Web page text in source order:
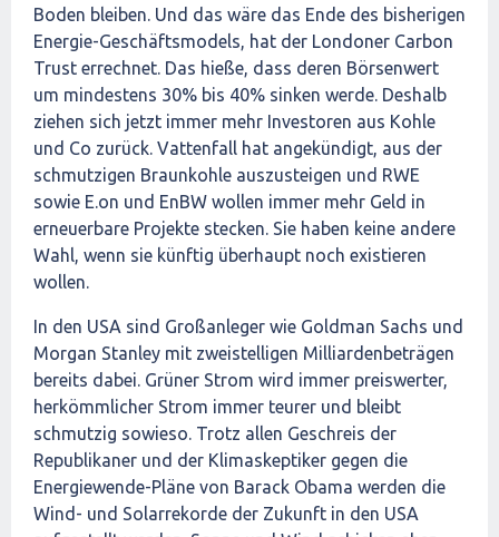
Boden bleiben. Und das wäre das Ende des bisherigen
Energie-Geschäftsmodels, hat der Londoner Carbon
Trust errechnet. Das hieße, dass deren Börsenwert
um mindestens 30% bis 40% sinken werde. Deshalb
ziehen sich jetzt immer mehr Investoren aus Kohle
und Co zurück. Vattenfall hat angekündigt, aus der
schmutzigen Braunkohle auszusteigen und RWE
sowie E.on und EnBW wollen immer mehr Geld in
erneuerbare Projekte stecken. Sie haben keine andere
Wahl, wenn sie künftig überhaupt noch existieren
wollen.
In den USA sind Großanleger wie Goldman Sachs und
Morgan Stanley mit zweistelligen Milliardenbeträgen
bereits dabei. Grüner Strom wird immer preiswerter,
herkömmlicher Strom immer teurer und bleibt
schmutzig sowieso. Trotz allen Geschreis der
Republikaner und der Klimaskeptiker gegen die
Energiewende-Pläne von Barack Obama werden die
Wind- und Solarrekorde der Zukunft in den USA